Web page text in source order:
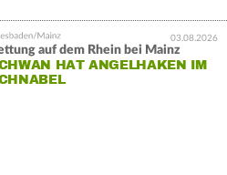
03.08.2026
auf dem Rhein bei Mainz
HAT ANGELHAKEN IM